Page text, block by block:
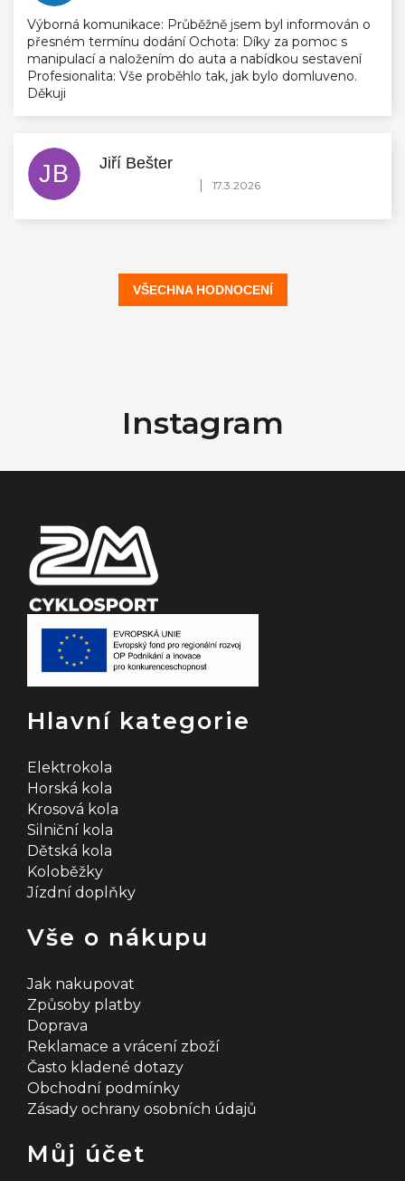
Výborná komunikace: Průběžně jsem byl informován o
přesném termínu dodání Ochota: Díky za pomoc s
manipulací a naložením do auta a nabídkou sestavení
Profesionalita: Vše proběhlo tak, jak bylo domluveno.
Děkuji
JB Jiří Bešter
Hodnocení obchodu je 5 z 5 hvězdiček.
| 17.3.2026
VŠECHNA HODNOCENÍ
t
Instagram
Hlavní kategorie
Elektrokola
Horská kola
Krosová kola
Silniční kola
Dětská kola
Koloběžky
Jízdní doplňky
Vše o nákupu
Jak nakupovat
Způsoby platby
Doprava
Reklamace a vrácení zboží
Často kladené dotazy
Obchodní podmínky
Zásady ochrany osobních údajů
Můj účet